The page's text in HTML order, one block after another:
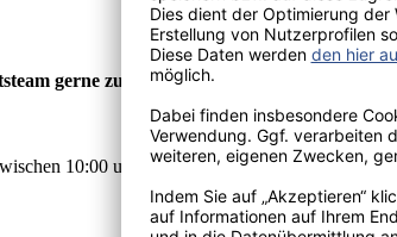
gerne zur Verfügung:
10:00 und 12:00 Uhr sowie Mittwoch